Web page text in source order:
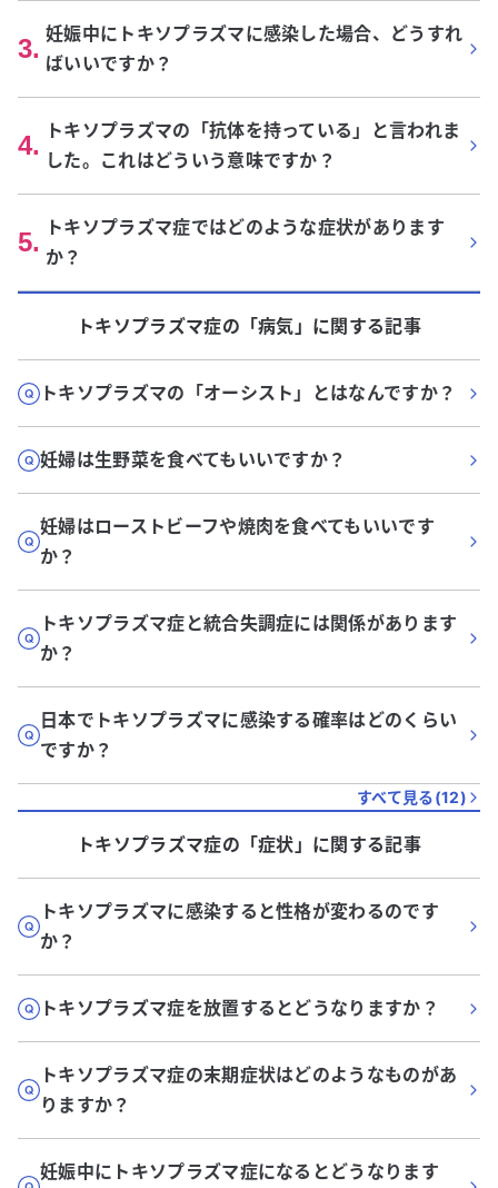
3. 妊娠中にトキソプラズマに感染した場合、どうすれ
ばいいですか？
4. トキソプラズマの「抗体を持っている」と言われま
した。これはどういう意味ですか？
5. トキソプラズマ症ではどのような症状があります
か？
トキソプラズマ症の「病気 」に関する記事
トキソプラズマの「オーシスト」とはなんですか？
妊婦は生野菜を食べてもいいですか？
妊婦はローストビーフや焼肉を食べてもいいです
か？
トキソプラズマ症と統合失調症には関係があります
か？
日本でトキソプラズマに感染する確率はどのくらい
ですか？
すべて見る(12)
トキソプラズマ症の「症状 」に関する記事
トキソプラズマに感染すると性格が変わるのです
か？
トキソプラズマ症を放置するとどうなりますか？
トキソプラズマ症の末期症状はどのようなものがあ
りますか？
妊娠中にトキソプラズマ症になるとどうなります